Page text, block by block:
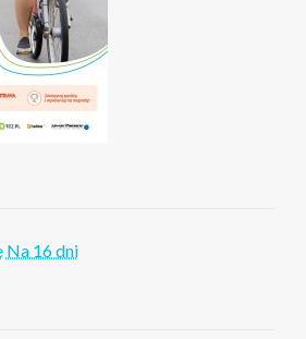
Na 16 dni